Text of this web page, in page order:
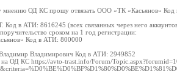
мнению ОД КС прошу отвязать ООО «ТК «Касьянов»
Код в АТИ: 8616245 (всех связанных через него
сроком на 1 год регистрации:
Код в АТИ: 800000
Владимирович Код в АТИ: 2949852
ОД КС https://avto-trast.info/Forum/